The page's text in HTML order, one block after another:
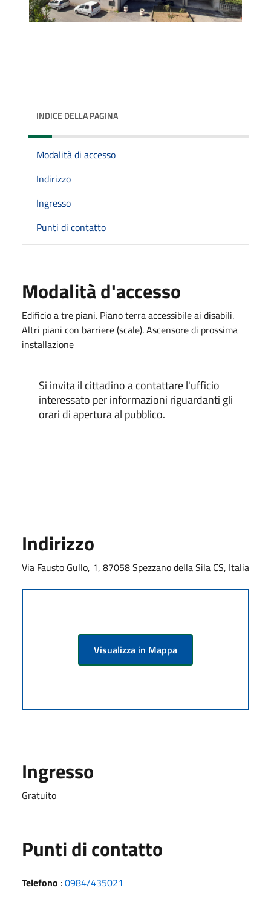
INDICE DELLA PAGINA
Modalità di accesso
Indirizzo
Ingresso
Punti di contatto
Modalità d'accesso
Edificio a tre piani. Piano terra accessibile ai disabili.
Altri piani con barriere (scale). Ascensore di prossima
installazione
Si invita il cittadino a contattare l'ufficio
interessato per informazioni riguardanti gli
orari di apertura al pubblico.
Indirizzo
Via Fausto Gullo, 1, 87058 Spezzano della Sila CS, Italia
Visualizza in Mappa
Ingresso
Gratuito
Punti di contatto
Telefono :0984/435021